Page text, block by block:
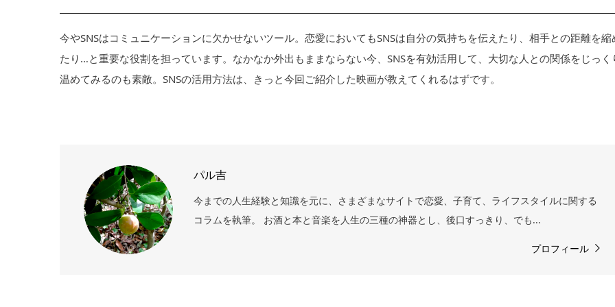
今やSNSはコミュニケーションに欠かせないツール。恋愛においてもSNSは自分の気持ちを伝えたり、相手との距離を縮
たり…と重要な役割を担っています。なかなか外出もままならない今、SNSを有効活用して、大切な人との関係をじっく
温めてみるのも素敵。SNSの活用方法は、きっと今回ご紹介した映画が教えてくれるはずです。
パル吉
今までの人生経験と知識を元に、さまざまなサイトで恋愛、子育て、ライフスタイルに関する
コラムを執筆。 お酒と本と音楽を人生の三種の神器とし、後口すっきり、でも...
プロフィール